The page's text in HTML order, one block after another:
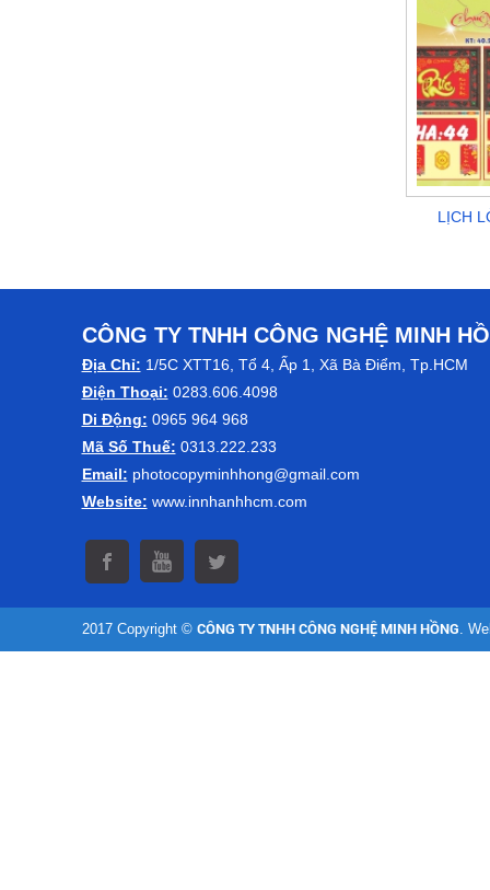
LỊCH
CÔNG TY TNHH CÔNG NGHỆ MINH
Địa Chỉ: 1/5C XTT16, Tổ 4, Ấp 1, Xã Bà Điểm, Tp.HCM
Điện Thoại: 0283.606.4098
Di Động: 0965 964 968
Mã Số Thuế: 0313.222.233
Email: photocopyminhhong@gmail.com
Website: www.innhanhhcm.com
2017 Copyright © CÔNG TY TNHH CÔNG NGHỆ MINH HỒNG.